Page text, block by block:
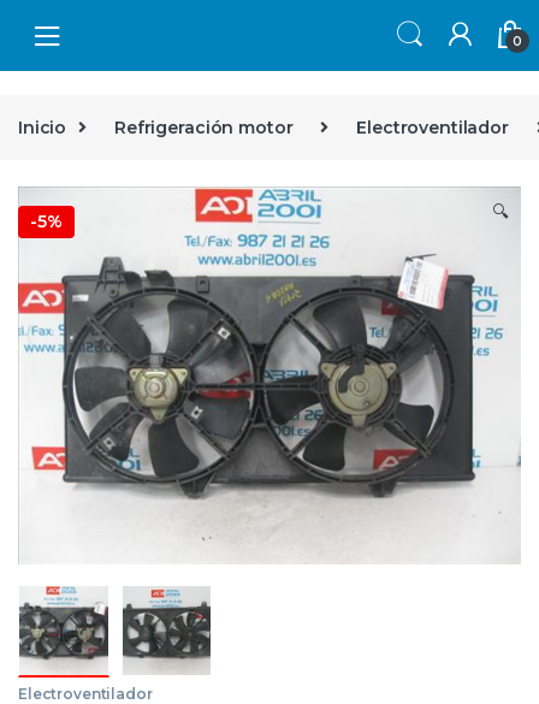
0
Inicio Refrigeración motor Electroventilador
-5% 🔍
Electroventilador